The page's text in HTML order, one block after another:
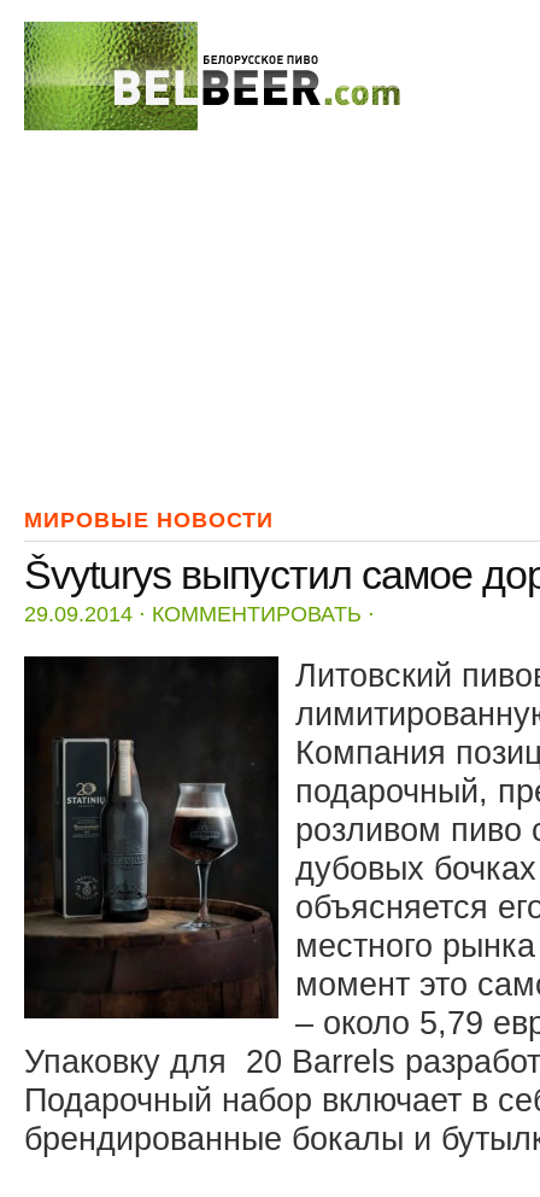
МИРОВЫЕ НОВОСТИ
Švyturys выпустил самое
29.09.2014 ⋅ КОММЕНТИРОВАТЬ ⋅
Литовский
Компания
подарочный,
розливом пиво
дубовых
объясняется
местного
момент это
– около 5,79
Упаковку для 20 Barrels
Подарочный набор включает в
брендированные бокалы и